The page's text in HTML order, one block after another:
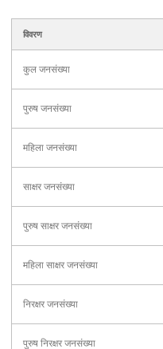
विवरण
कुल जनसंख्या
पुरुष जनसंख्या
महिला जनसंख्या
साक्षर जनसंख्या
पुरुष साक्षर जनसंख्या
महिला साक्षर जनसंख्या
निरक्षर जनसंख्या
पुरुष निरक्षर जनसंख्या